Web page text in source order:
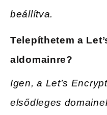
beállítva.
Telepíthetem a
aldomainre?
Igen, a Let’s
elsődleges